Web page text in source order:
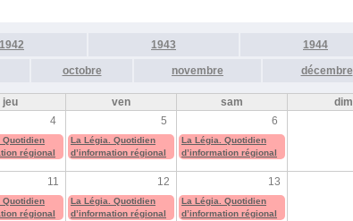
1942 1943 1944
octobre novembre décembre
jeu ven sam
dim
4 5 6
Quotidien
régional
La Légia. Quotidien
d’information régional
La Légia. Quotidien
d’information régional
11 12 13
Quotidien
régional
La Légia. Quotidien
d’information régional
La Légia. Quotidien
d’information régional